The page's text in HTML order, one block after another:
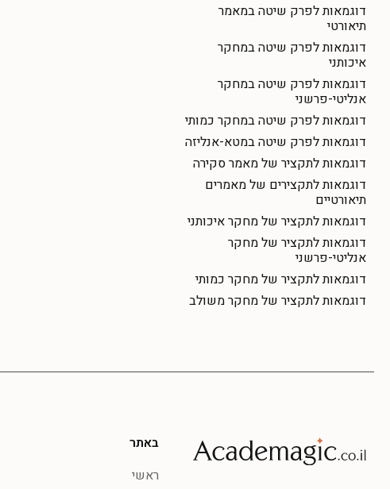
דוגמאות לפרק שיטה במאמר
תיאורטי
דוגמאות לפרק שיטה במחקר
איכותני
דוגמאות לפרק שיטה במחקר
אנליטי-פרשני
דוגמאות לפרק שיטה במחקר כמותי
דוגמאות לפרק שיטה במטא-אנליזה
דוגמאות לתקציר של מאמר סקירה
דוגמאות לתקצירים של מאמרים
תיאורטיים
דוגמאות לתקציר של מחקר איכותני
דוגמאות לתקציר של מחקר
אנליטי-פרשני
דוגמאות לתקציר של מחקר כמותי
דוגמאות לתקציר של מחקר משולב
באתר
ראשי